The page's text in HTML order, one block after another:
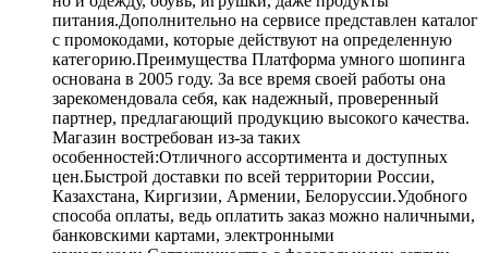
питания.Дополнительно на сервисе представлен каталог
с промокодами, которые действуют на определенную
категорию.Преимущества Платформа умного шопинга
основана в 2005 году. За все время своей работы она
зарекомендовала себя, как надежный, проверенный
партнер, предлагающий продукцию высокого качества.
Магазин востребован из-за таких
особенностей:Отличного ассортимента и доступных
цен.Быстрой доставки по всей территории России,
Казахстана, Киргизии, Армении, Белоруссии.Удобного
способа оплаты, ведь оплатить заказ можно наличными,
банковскими картами, электронными